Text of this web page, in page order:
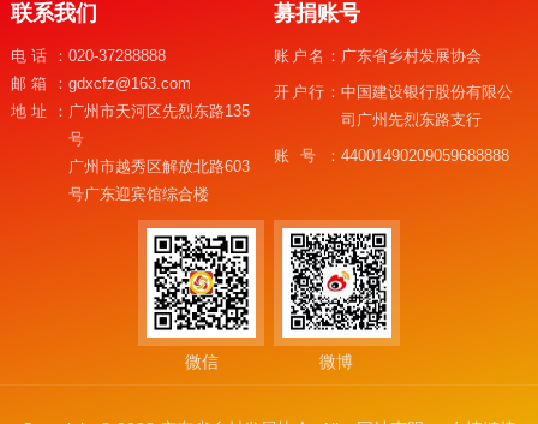
联系我们
电话： 020-37288888
邮箱： gdxcfz@163.com
地址： 广州市天河区先烈东路135
号
广州市越秀区解放北路603
号广东迎宾馆综合楼
募捐账号
账户名： 广东省乡村发展协会
开户行：中国建设银行股份有限公
司广州先烈东路支行
账号：44001490209059688888
微信 微博